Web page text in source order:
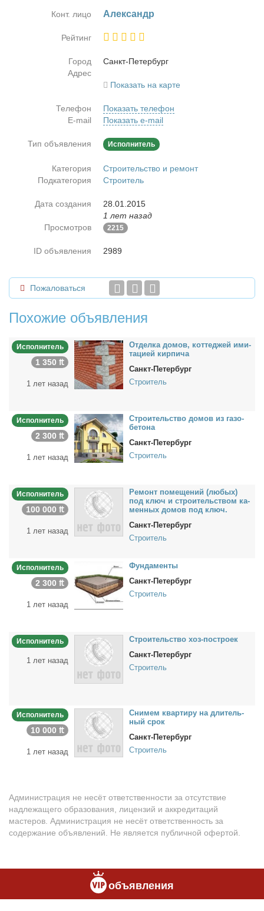
Конт. лицо Алек­сандр
Рейтинг
Город
Санкт-Пе­тер­бург
Адрес
Показать на карте
Телефон
Показать телефон
E-mail
Показать e-mail
Тип объявления Исполнитель
Категория
Строительство и ремонт
Подкатегория
Строитель
Дата создания
28.01.2015
1 лет назад
Просмотров
2215
ID объявления 2989
Пожаловаться
Похожие объявления
Исполнитель
1 350 ₶
1 лет назад
От­дел­ка до­мов, кот­те­джей ими­
та­ци­ей кир­пи­ча
Санкт-Петербург
Строитель
Исполнитель
2 300 ₶
1 лет назад
Стро­и­тель­ство до­мов из га­зо­
бе­то­на
Санкт-Петербург
Строитель
Исполнитель
100 000 ₶
1 лет назад
Ре­монт по­ме­ще­ний (лю­бых)
под ключ и стро­и­тель­ством ка­
мен­ных до­мов под ключ.
Санкт-Петербург
Строитель
Исполнитель
2 300 ₶
1 лет назад
Фун­да­мен­ты
Санкт-Петербург
Строитель
Исполнитель
1 лет назад
Стро­и­тель­ство хоз-по­стро­ек
Санкт-Петербург
Строитель
Исполнитель
10 000 ₶
1 лет назад
Сни­мем квар­ти­ру на дли­тель­
ный срок
Санкт-Петербург
Строитель
Администрация не несёт ответственности за отсутствие
надлежащего образования, лицензий и аккредитаций
мастеров. Администрация не несёт ответственность за
содержание объявлений. Не является публичной офертой.
объявления